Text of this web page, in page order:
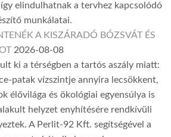
elindulhatnak a tervhez kapcsolódó
munkálatai.
A KISZÁRADÓ BÓZSVÁT ÉS
2026-08-08
ki a térségben a tartós aszály miatt:
patak vízszintje annyira lecsökkent,
élővilága és ökológiai egyensúlya is
helyzet enyhítésére rendkívüli
A Perlit-92 Kft. segítségével a